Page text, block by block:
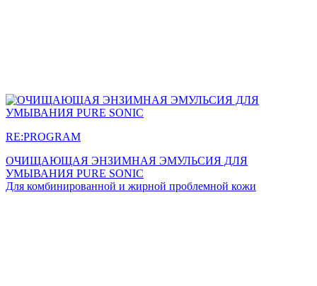
RE:PROGRAM
ОЧИЩАЮЩАЯ ЭНЗИМНАЯ ЭМУЛЬСИЯ ДЛЯ
УМЫВАНИЯ PURE SONIC
Для комбинированной и жирной проблемной кожи